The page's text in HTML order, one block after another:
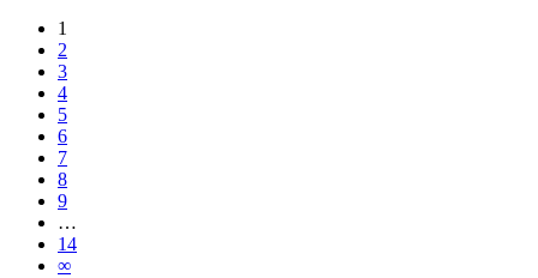
1
2
3
4
5
6
7
8
9
…
14
∞